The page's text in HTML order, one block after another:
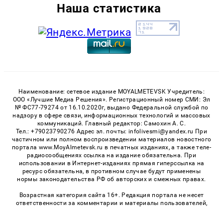
Наша статистика
Наименование: сетевое издание MOYALMETEVSK Учредитель:
ООО «Лучшие Медиа Решения». Регистрационный номер СМИ: Эл
№ ФС77-79274 от 16.10.2020г, выдано Федеральной службой по
надзору в сфере связи, информационных технологий и массовых
коммуникаций. Главный редактор: Самохин А. С.
Тел.: +79023790276 Адрес эл. почты: infolivesmi@yandex.ru При
частичном или полном воспроизведении материалов новостного
портала www.MoyAlmetevsk.ru в печатных изданиях, а также теле-
радиосообщениях ссылка на издание обязательна. При
использовании в Интернет-изданиях прямая гиперссылка на
ресурс обязательна, в противном случае будут применены
нормы законодательства РФ об авторских и смежных правах.
Возрастная категория сайта 16+. Редакция портала не несет
ответственности за комментарии и материалы пользователей,